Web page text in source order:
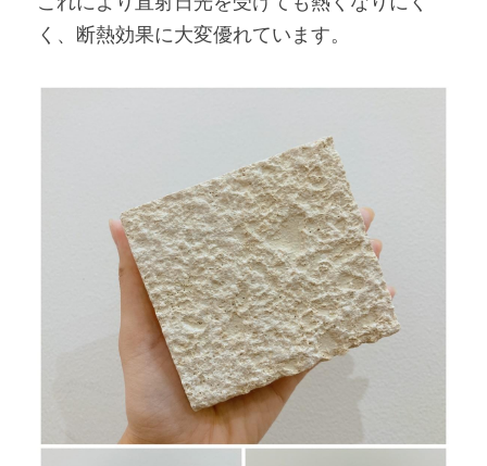
く、断熱効果に大変優れています。